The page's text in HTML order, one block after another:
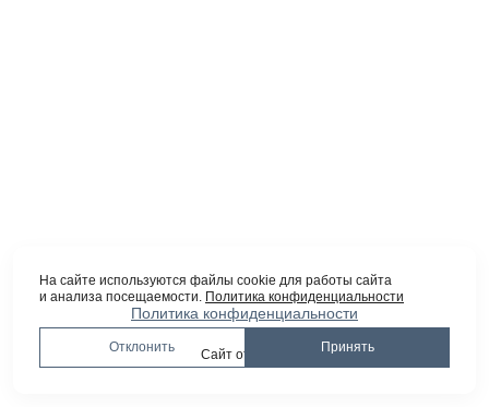
Политика конфиденциальности
Сайт от
На сайте используются файлы cookie для работы сайта
и анализа посещаемости. Политика конфиденциальности
Отклонить Принять